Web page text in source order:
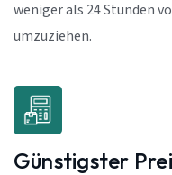
weniger als 24 Stunden
umzuziehen.
Günstigster